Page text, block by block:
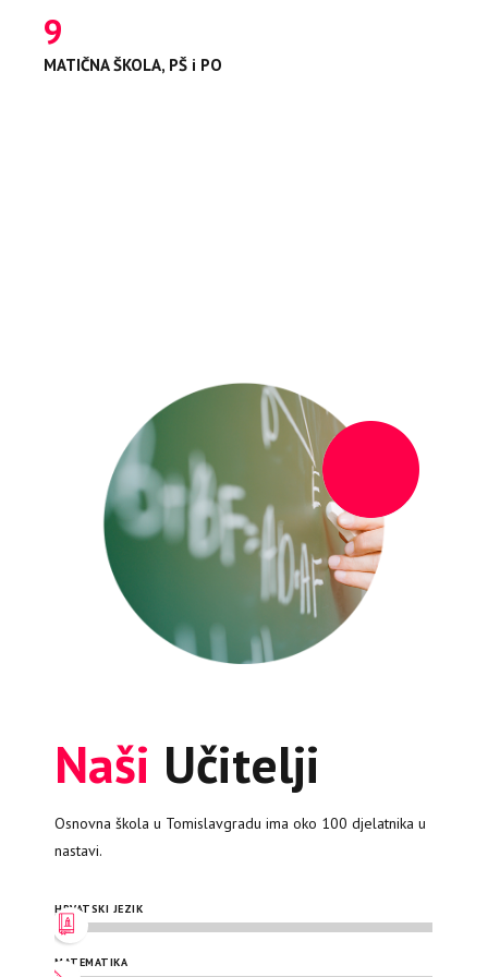
9
0
MATIČNA ŠKOLA, PŠ i PO
Naši Učitelji
Osnovna škola u Tomislavgradu ima oko 100 djelatnika u
nastavi.
HRVATSKI JEZIK
MATEMATIKA